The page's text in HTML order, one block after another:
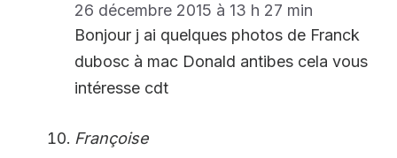
26 décembre 2015 à 13 h 27 min
Bonjour j ai quelques photos de Franck
dubosc à mac Donald antibes cela vous
intéresse cdt
Françoise